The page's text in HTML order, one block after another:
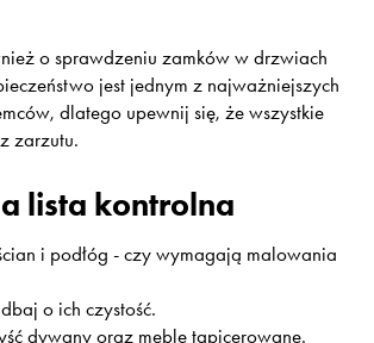
o sprawdzeniu zamków w drzwiach
jest jednym z najważniejszych
dlatego upewnij się, że wszystkie
zarzutu.
lista kontrolna
i podłóg - czy wymagają malowania
o ich czystość.
dywany oraz meble tapicerowane.